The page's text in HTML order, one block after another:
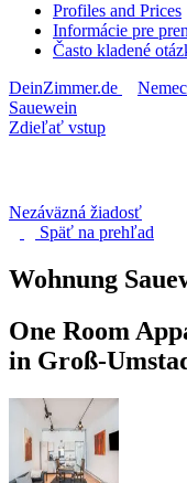
Profiles and Prices
Informácie pre
Často kladené
DeinZimmer.de
Sauewein
Zdieľať vstup
Nezáväzná žiadosť
Späť na prehľad
Wohnung
One Room
in Groß-